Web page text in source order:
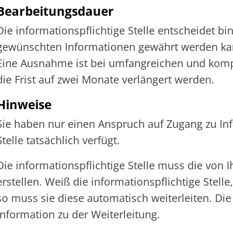
informationspflichtige Stelle entscheidet
Informationen gewährt werden
Ausnahme ist bei umfangreichen und
Frist auf zwei Monate verlängert werden.
haben nur einen Anspruch auf Zugang zu
tatsächlich verfügt.
informationspflichtige Stelle muss die von
Weiß die informationspflichtige
muss sie diese automatisch weiterleiten.
zu der Weiterleitung.